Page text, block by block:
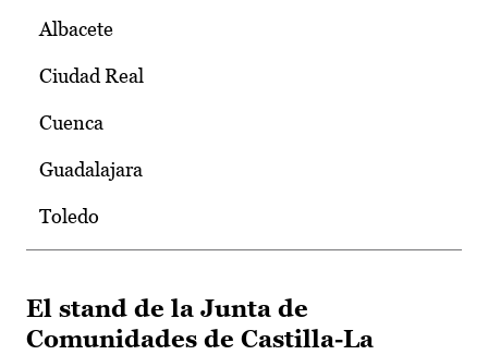
Albacete
Ciudad Real
Cuenca
Guadalajara
Toledo
El stand de la Junta de
Comunidades de Castilla-La